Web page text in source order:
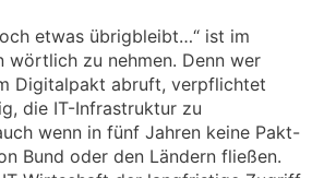
etwas übrigbleibt…“ ist im
wörtlich zu nehmen. Denn wer
Digitalpakt abruft, verpflichtet
die IT-Infrastruktur zu
wenn in fünf Jahren keine Pakt-
Bund oder den Ländern fließen.